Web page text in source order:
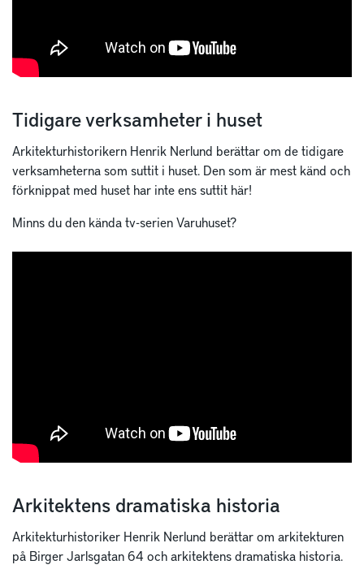
Tidigare verksamheter i huset
Arkitekturhistorikern Henrik Nerlund berättar om de tidigare
verksamheterna som suttit i huset. Den som är mest känd och
förknippat med huset har inte ens suttit här!
Minns du den kända tv-serien Varuhuset?
Arkitektens dramatiska historia
Arkitekturhistoriker Henrik Nerlund berättar om arkitekturen
på Birger Jarlsgatan 64 och arkitektens dramatiska historia.